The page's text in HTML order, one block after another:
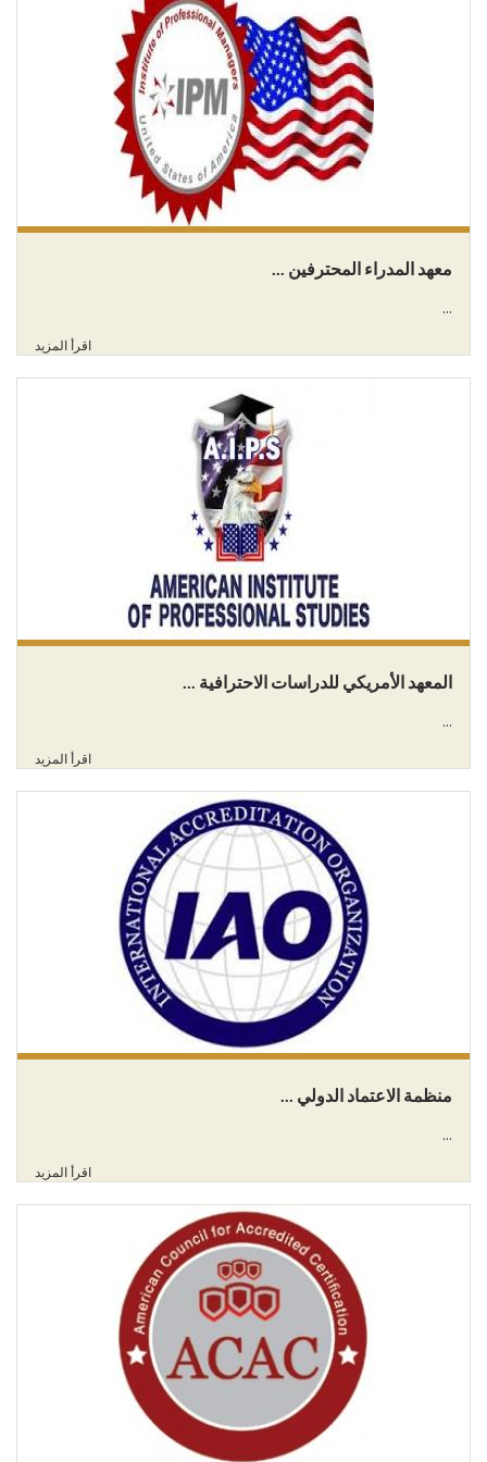
معهد المدراء المحترفين ...
...
اقرأ المزيد
المعهد الأمريكي للدراسات الاحترافية ...
...
اقرأ المزيد
منظمة الاعتماد الدولي ...
...
اقرأ المزيد